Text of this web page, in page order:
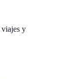
viajes y